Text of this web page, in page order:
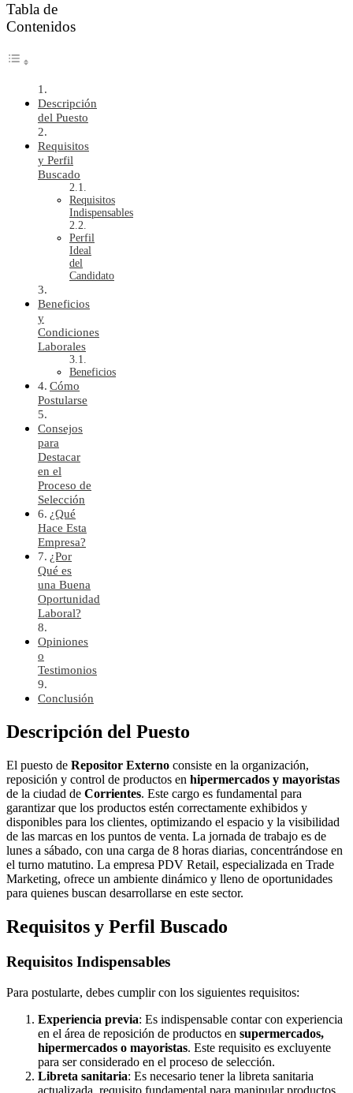
Tabla de
Contenidos
Descripción
del Puesto
Requisitos
y Perfil
Buscado
Requisitos
Indispensables
Perfil
Ideal
del
Candidato
Beneficios
y
Condiciones
Laborales
Beneficios
Cómo
Postularse
Consejos
para
Destacar
en el
Proceso de
Selección
¿Qué
Hace Esta
Empresa?
¿Por
Qué es
una Buena
Oportunidad
Laboral?
Opiniones
o
Testimonios
Conclusión
Descripción del Puesto
El puesto de Repositor Externo consiste en la organización,
reposición y control de productos en hipermercados y mayoristas
de la ciudad de Corrientes. Este cargo es fundamental para
garantizar que los productos estén correctamente exhibidos y
disponibles para los clientes, optimizando el espacio y la visibilidad
de las marcas en los puntos de venta. La jornada de trabajo es de
lunes a sábado, con una carga de 8 horas diarias, concentrándose en
el turno matutino. La empresa PDV Retail, especializada en Trade
Marketing, ofrece un ambiente dinámico y lleno de oportunidades
para quienes buscan desarrollarse en este sector.
Requisitos y Perfil Buscado
Requisitos Indispensables
Para postularte, debes cumplir con los siguientes requisitos:
Experiencia previa: Es indispensable contar con experiencia
en el área de reposición de productos en supermercados,
hipermercados o mayoristas. Este requisito es excluyente
para ser considerado en el proceso de selección.
Libreta sanitaria: Es necesario tener la libreta sanitaria
actualizada, requisito fundamental para manipular productos